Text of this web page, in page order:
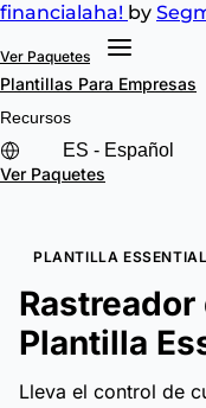
financialaha! by
Ver Paquetes
Plantillas Para Empresas
Recursos
Ver Paquetes
PLANTILLA
Plantilla
Lleva el control de